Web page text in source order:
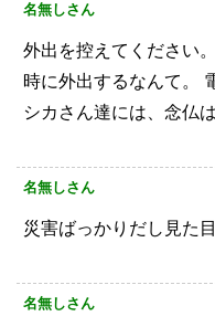
名無しさん
外出を控えてください。
時に外出するなんて。
シカさん達には、念仏
名無しさん
災害ばっかりだし見た
名無しさん